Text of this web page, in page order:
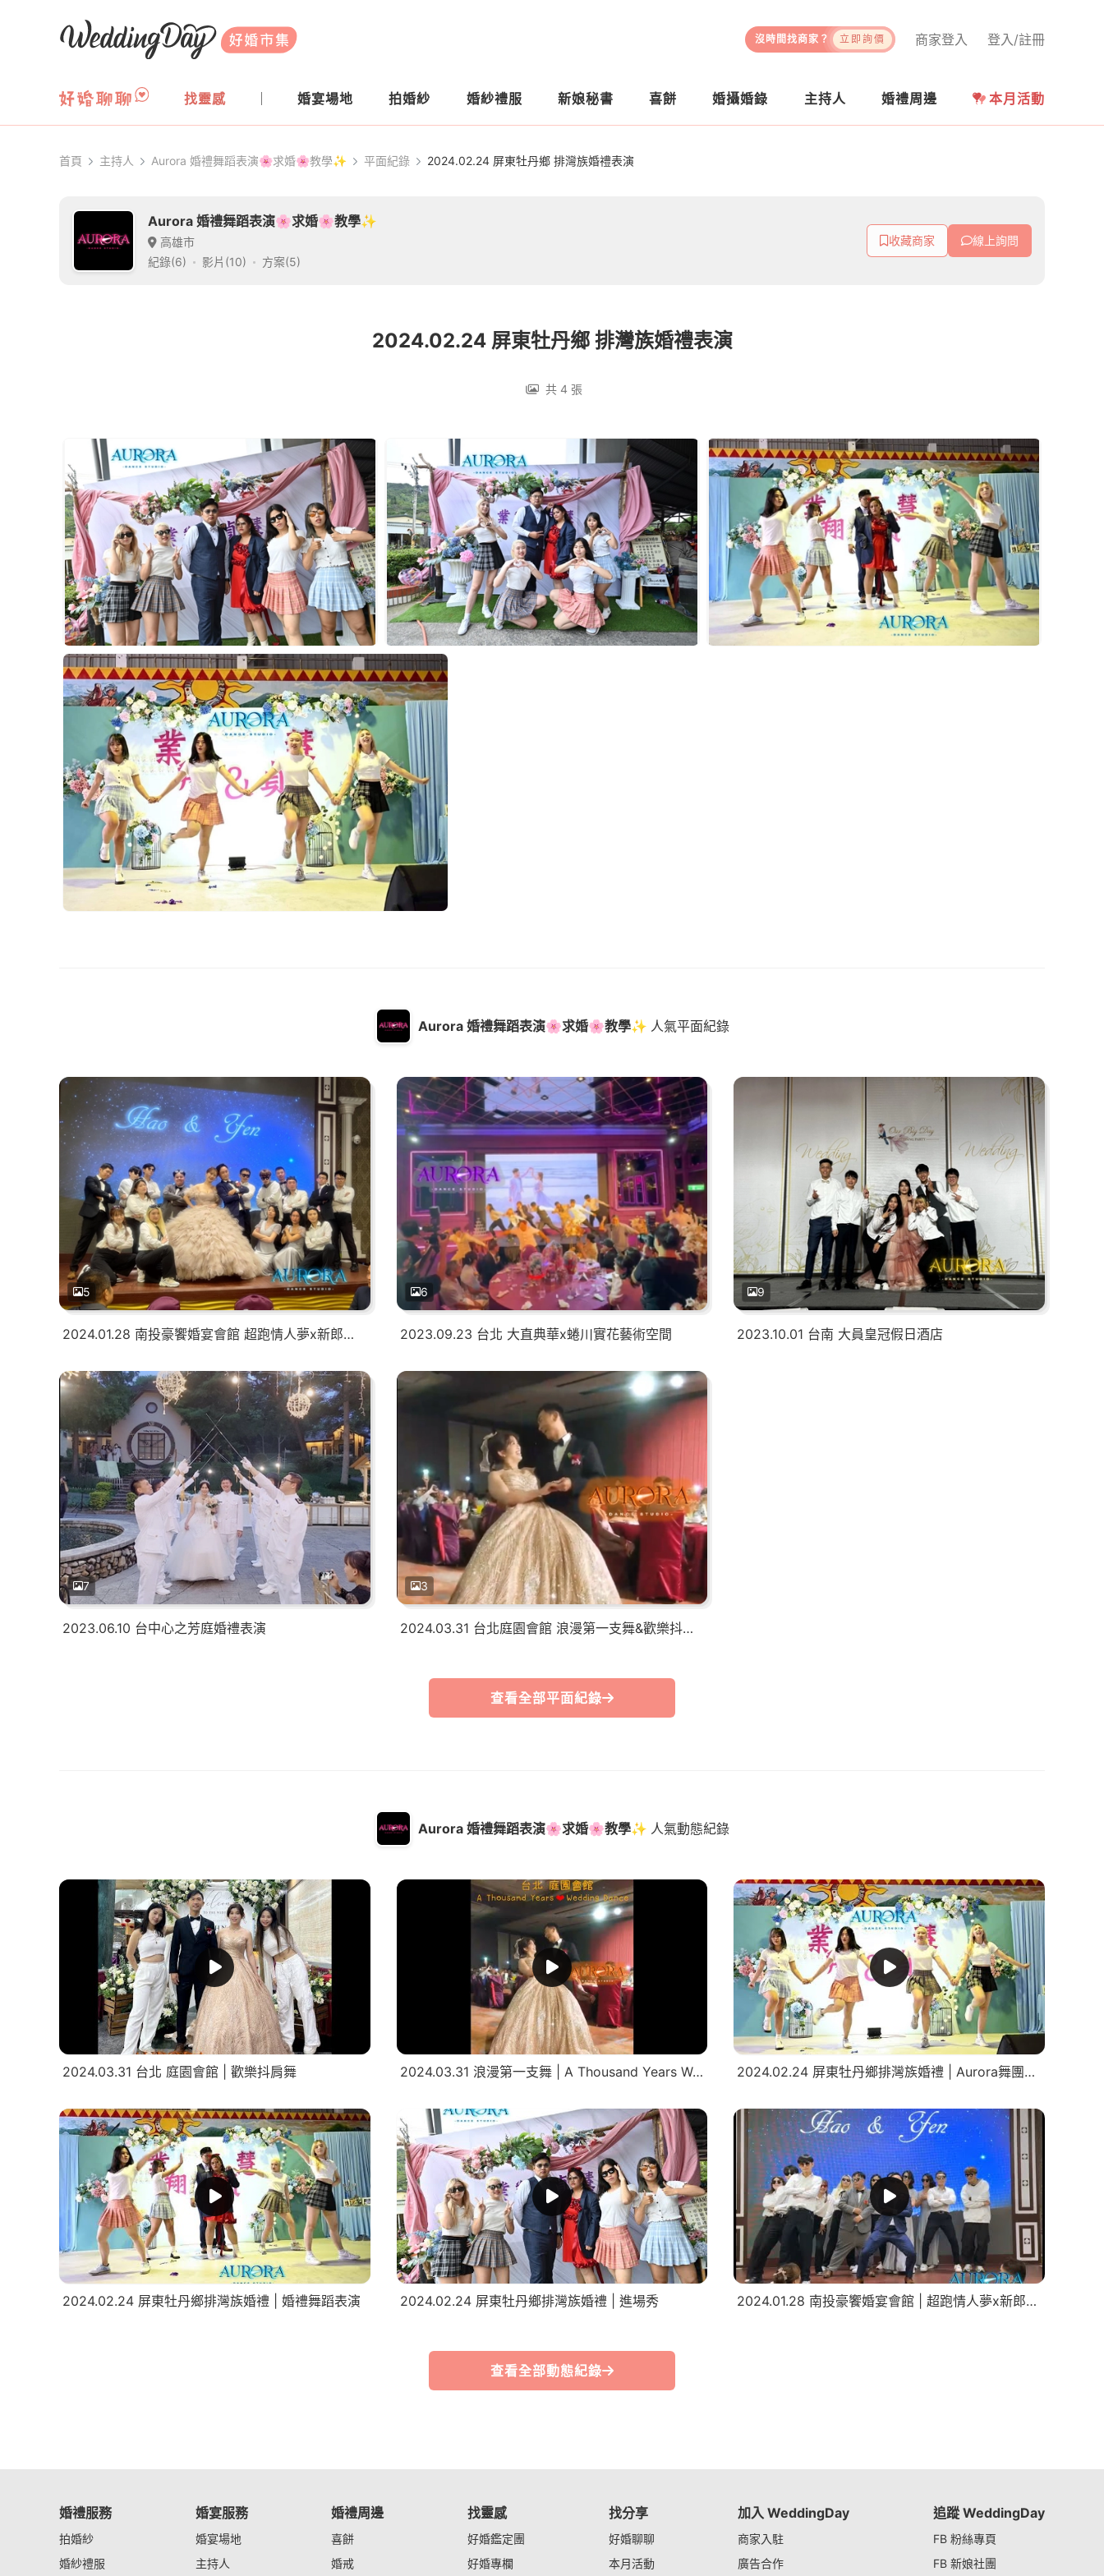
WeddingDay 好婚市集
登入/註冊
商家登入
沒時間找商家？ 立即詢價
找靈感 婚宴場地 拍婚紗 婚紗禮服 新娘秘書 喜餅 婚攝婚錄 主持人 婚禮周邊 本月活動
首頁 主持人 Aurora 婚禮舞蹈表演🌸求婚🌸教學✨ 平面紀錄 2024.02.24 屏東牡丹鄉 排灣族婚禮表演
Aurora 婚禮舞蹈表演🌸求婚🌸教學✨
高雄市
紀錄(6)
影片(10) 方案(5)
收藏商家 線上詢問
2024.02.24 屏東牡丹鄉 排灣族婚禮表演
共 4 張
Aurora 婚禮舞蹈表演🌸求婚🌸教學✨ 人氣平面紀錄
5
2024.01.28 南投豪饗婚宴會館 超跑情人夢x新郎驚喜表演
6
2023.09.23 台北 大直典華x蜷川實花藝術空間
9
2023.10.01 台南 大員皇冠假日酒店
7
2023.06.10 台中心之芳庭婚禮表演
3
2024.03.31 台北庭園會館 浪漫第一支舞&歡樂抖肩表演
查看全部平面紀錄
Aurora 婚禮舞蹈表演🌸求婚🌸教學✨ 人氣動態紀錄
2024.03.31 台北 庭園會館 | 歡樂抖肩舞 2024.03.31 浪漫第一支舞 | A Thousand Years Wedding Dance 2024.02.24 屏東牡丹鄉排灣族婚禮 | Aurora舞團表演與採訪+練習花絮
2024.02.24 屏東牡丹鄉排灣族婚禮 | 婚禮舞蹈表演 2024.02.24 屏東牡丹鄉排灣族婚禮 | 進場秀 2024.01.28 南投豪饗婚宴會館 | 超跑情人夢x新郎驚喜表演
查看全部動態紀錄
婚禮服務
拍婚紗
婚紗禮服
婚宴服務
婚宴場地
主持人
婚禮周邊
喜餅
婚戒
找靈感
好婚鑑定團
好婚專欄
找分享
好婚聊聊
本月活動
加入 WeddingDay
商家入駐
廣告合作
追蹤 WeddingDay
FB 粉絲專頁
FB 新娘社團